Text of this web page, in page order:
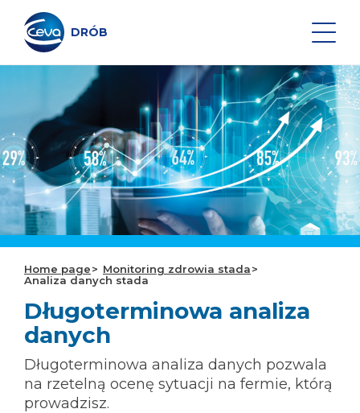
content
DRÓB
Search on the site
PRODUKTY I PROFILAKTYKA
MONITORING ZDROWIA STADA
SERWISY CEVA
INNOWACYJNY SPRZĘT DO
SZCZEPIEŃ
CEVA MASTER CLASS
KONTAKT
Home page
Monitoring zdrowia stada
Analiza danych stada
Długoterminowa analiza
danych
Długoterminowa analiza danych pozwala
na rzetelną ocenę sytuacji na fermie, którą
prowadzisz.